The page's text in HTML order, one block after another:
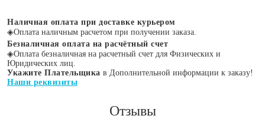
Наличная оплата при доставке курьером
◈Оплата наличным расчетом при получении заказа.
Безналичная оплата на расчётный счет
◈Оплата безналичная на расчетный счет для Физических и
Юридических лиц.
Укажите Плательщика в Дополнительной информации к заказу!
Наши реквизиты
Отзывы